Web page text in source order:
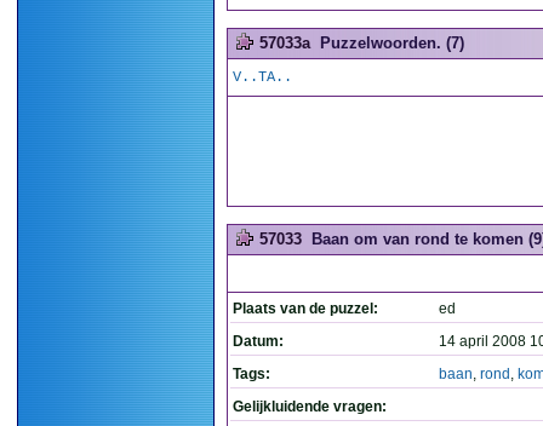
57033a Puzzelwoorden. (7)
V..TA..
57033 Baan om van rond te komen
Plaats van de puzzel:
ed
Datum:
14 april 2008
Tags:
baan, rond ,
Gelijkluidende vragen: